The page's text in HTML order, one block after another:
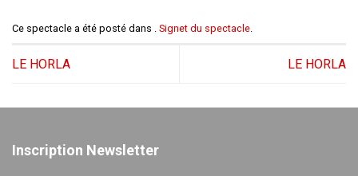
Ce spectacle a été posté dans . Signet du spectacle.
LE HORLA LE HORLA
Inscription Newsletter